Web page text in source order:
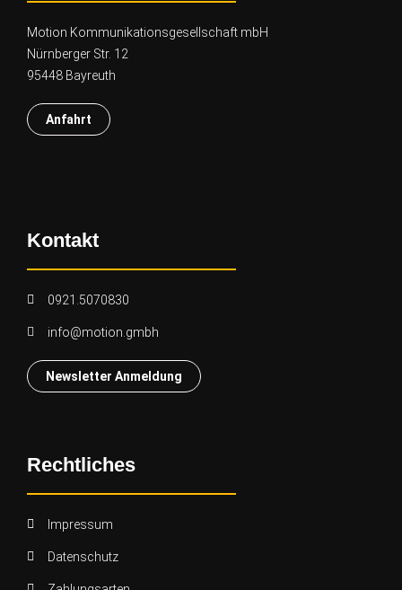
Motion Kommunikationsgesellschaft mbH
Nürnberger Str. 12
95448 Bayreuth
Anfahrt
Kontakt
0921.5070830
info@motion.gmbh
Newsletter Anmeldung
Rechtliches
Impressum
Datenschutz